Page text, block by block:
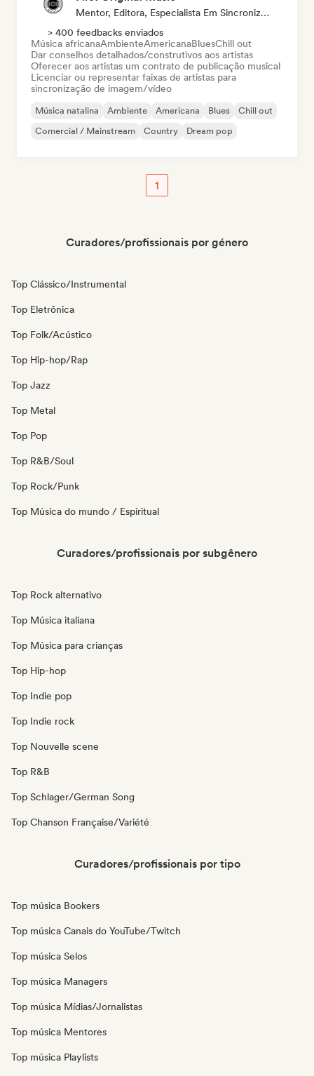
Mentor, Editora, Especialista Em Sincronização
> 400 feedbacks enviados
Música africanaAmbienteAmericanaBluesChill out
Dar conselhos detalhados/construtivos aos artistas
Oferecer aos artistas um contrato de publicação musical
Licenciar ou representar faixas de artistas para
sincronização de imagem/vídeo
Música natalina Ambiente Americana Blues
Chill out
Comercial / Mainstream
Country Dream pop
1
Curadores/profissionais por género
Top Clássico/Instrumental
Top Eletrônica
Top Folk/Acústico
Top Hip-hop/Rap
Top Jazz
Top Metal
Top Pop
Top R&B/Soul
Top Rock/Punk
Top Música do mundo / Espiritual
Curadores/profissionais por subgênero
Top Rock alternativo
Top Música italiana
Top Música para crianças
Top Hip-hop
Top Indie pop
Top Indie rock
Top Nouvelle scene
Top R&B
Top Schlager/German Song
Top Chanson Française/Variété
Curadores/profissionais por tipo
Top música Bookers
Top música Canais do YouTube/Twitch
Top música Selos
Top música Managers
Top música Mídias/Jornalistas
Top música Mentores
Top música Playlists